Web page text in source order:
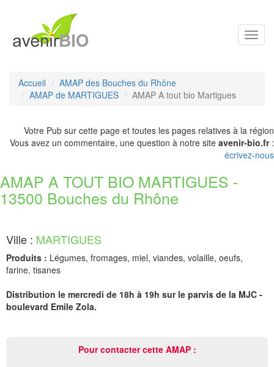
Accueil
AMAP des Bouches du Rhône
AMAP de MARTIGUES
AMAP A tout bio Martigues
Votre Pub sur cette page et toutes les pages relatives à la région
Vous avez un commentaire, une question à notre site avenir-bio.fr:
écrivez-nous
AMAP A TOUT BIO MARTIGUES -
13500 Bouches du Rhône
Ville : MARTIGUES
Produits : Légumes, fromages, miel, viandes, volaille, oeufs,
farine, tisanes
Distribution le mercredi de 18h à 19h sur le parvis de la MJC -
boulevard Emile Zola.
Pour contacter cette AMAP :